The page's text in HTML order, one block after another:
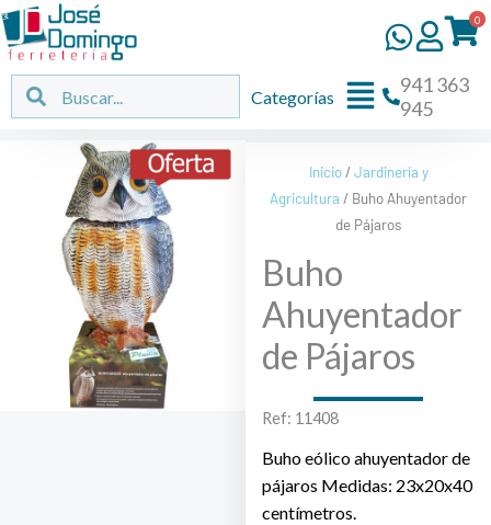
Ir
al
contenido
0
Buscar Buscar
Flyout
Categorías
941 363
945
Inicio/Jardinería y
Agricultura / Buho Ahuyentador
de Pájaros
Buho
Ahuyentador
de Pájaros
Ref: 11408
Buho eólico ahuyentador de
pájaros Medidas: 23x20x40
centímetros.